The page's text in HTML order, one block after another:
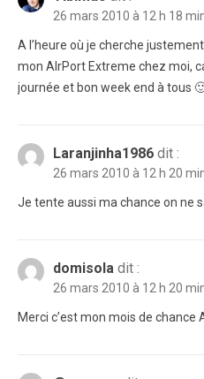
26 mars 2010 à 12 h 18
A l’heure où je cherche
mon AIrPort Extreme chez moi,
journée et bon week end à tous
Laranjinha1986 dit :
26 mars 2010 à 12 h 20
Je tente aussi ma chance on ne
domisola dit :
26 mars 2010 à 12 h 20
Merci c’est mon mois de chance